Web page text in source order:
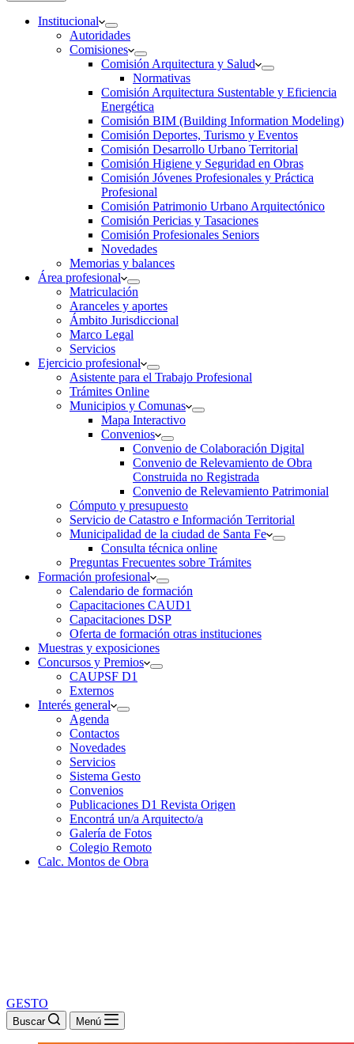
Institucional
Autoridades
Comisiones
Comisión Arquitectura y Salud
Normativas
Comisión Arquitectura Sustentable y Eficiencia
Energética
Comisión BIM (Building Information Modeling)
Comisión Deportes, Turismo y Eventos
Comisión Desarrollo Urbano Territorial
Comisión Higiene y Seguridad en Obras
Comisión Jóvenes Profesionales y Práctica
Profesional
Comisión Patrimonio Urbano Arquitectónico
Comisión Pericias y Tasaciones
Comisión Profesionales Seniors
Novedades
Memorias y balances
Área profesional
Matriculación
Aranceles y aportes
Ámbito Jurisdiccional
Marco Legal
Servicios
Ejercicio profesional
Asistente para el Trabajo Profesional
Trámites Online
Municipios y Comunas
Mapa Interactivo
Convenios
Convenio de Colaboración Digital
Convenio de Relevamiento de Obra
Construida no Registrada
Convenio de Relevamiento Patrimonial
Cómputo y presupuesto
Servicio de Catastro e Información Territorial
Municipalidad de la ciudad de Santa Fe
Consulta técnica online
Preguntas Frecuentes sobre Trámites
Formación profesional
Calendario de formación
Capacitaciones CAUD1
Capacitaciones DSP
Oferta de formación otras instituciones
Muestras y exposiciones
Concursos y Premios
CAUPSF D1
Externos
Interés general
Agenda
Contactos
Novedades
Servicios
Sistema Gesto
Convenios
Publicaciones D1 Revista Origen
Encontrá un/a Arquitecto/a
Galería de Fotos
Colegio Remoto
Calc. Montos de Obra
GESTO
Buscar Menú